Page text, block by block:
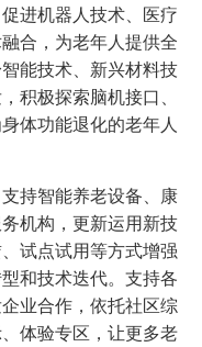
进机器人技术、医疗
合，为老年人提供全
能技术、新兴材料技
积极探索脑机接口、
体功能退化的老年人
持智能养老设备、康
机构，更新运用新技
试点试用等方式增强
和技术迭代。支持各
业合作，依托社区综
体验专区，让更多老